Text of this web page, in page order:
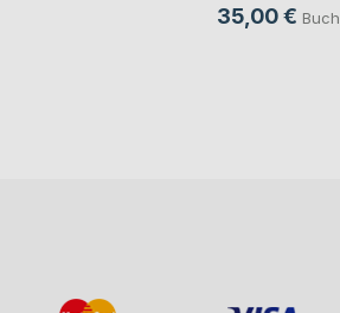
35,00 € Buch